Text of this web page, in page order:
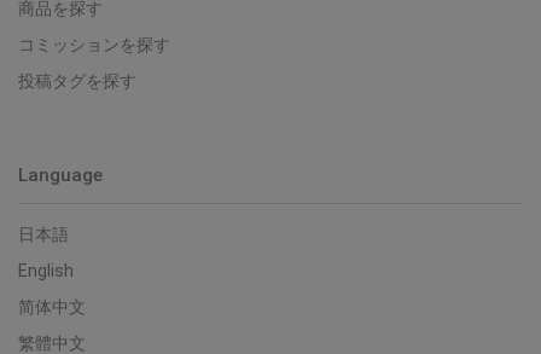
商品を探す
コミッションを探す
投稿タグを探す
Language
日本語
English
简体中文
繁體中文